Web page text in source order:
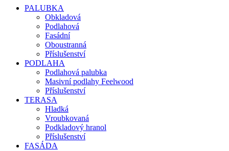
PALUBKA
Obkladová
Podlahová
Fasádní
Oboustranná
Příslušenství
PODLAHA
Podlahová palubka
Masivní podlahy Feelwood
Příslušenství
TERASA
Hladká
Vroubkovaná
Podkladový hranol
Příslušenství
FASÁDA